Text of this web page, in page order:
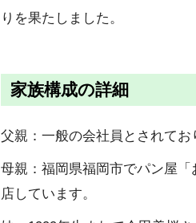
りを果たしました。
家族構成の詳細
父親：一般の会社員とされてお
母親：福岡県福岡市でパン屋
店しています。